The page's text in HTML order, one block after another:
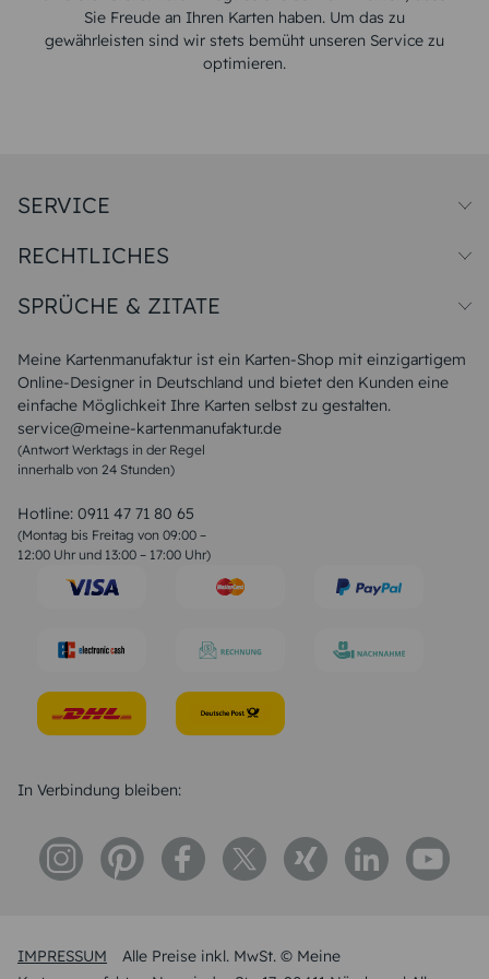
Sie Freude an Ihren Karten haben. Um das zu
gewährleisten sind wir stets bemüht unseren Service zu
optimieren.
Meine Kartenmanufaktur ist ein Karten-Shop mit einzigartigem
Online-Designer in Deutschland und bietet den Kunden eine
einfache Möglichkeit Ihre Karten selbst zu gestalten.
service@meine-kartenmanufaktur.de
(Antwort Werktags in der Regel
innerhalb von 24 Stunden)
Hotline: 0911 47 71 80 65
(Montag bis Freitag von 09:00 –
12:00 Uhr und 13:00 – 17:00 Uhr)
SERVICE
Papiersorten
Unsere Produktion
Magazin
FAQ
RECHTLICHES
Widerrufsbelehrung
SPRÜCHE & ZITATE
Liebeskummer Sprüche
Sommer Sprüche
Muttertagssprüche
Sprüche zur Hochzeit
Sprüche zur Konfirmation & Kommunion
Weihnachtsgedichte
Liebessprüche
Geburtstagssprüche
Trauersprüche
Konfirmation Glückwünsche
IMPRESSUM
Alle Preise inkl. MwSt. © Meine
In Verbindung bleiben: